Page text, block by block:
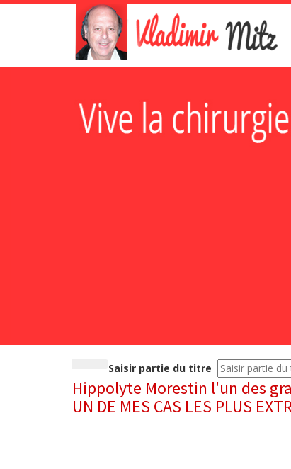
Saisir partie du titre
Hippolyte Morestin l'un des
UN DE MES CAS LES PLUS